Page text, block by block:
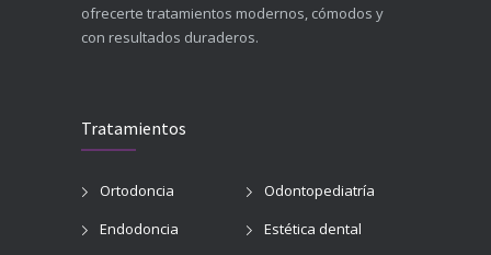
ofrecerte tratamientos modernos, cómodos y
con resultados duraderos.
Tratamientos
Ortodoncia
Odontopediatría
Endodoncia
Estética dental